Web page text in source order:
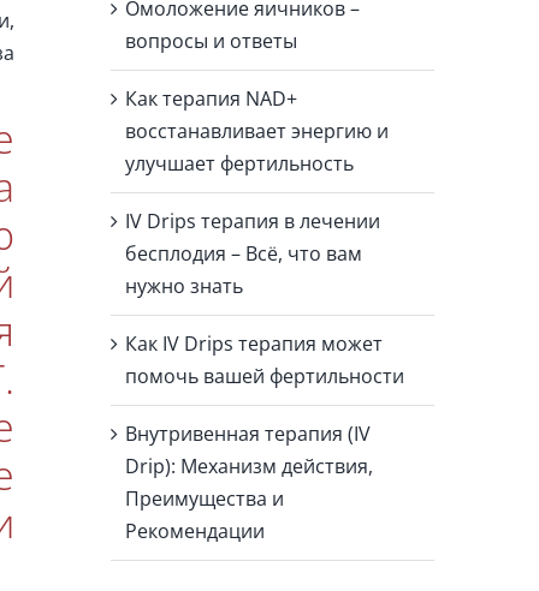
Омоложение яичников –
вопросы и ответы
Как терапия NAD+
восстанавливает энергию и
улучшает фертильность
IV Drips терапия в лечении
бесплодия – Всё, что вам
нужно знать
Как IV Drips терапия может
помочь вашей фертильности
Внутривенная терапия (IV
Drip): Механизм действия,
Преимущества и
Рекомендации